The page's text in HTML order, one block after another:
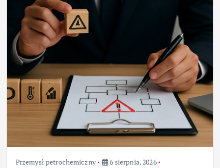
Przemysł petrochemiczny
6 sierpnia, 2026